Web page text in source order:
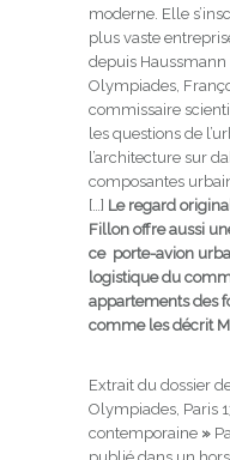
moderne. Elle
plus vaste
depuis
Olympiades,
commissaire
les questions de
l’architecture sur
composantes
[…] Le regard
Fillon offre aussi
ce porte-avion
logistique du
appartements des
comme les décrit
Extrait du dossier
Olympiades, Paris
contemporaine »